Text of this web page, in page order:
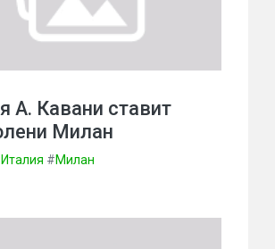
А. Кавани ставит
Милан
Италия #Милан